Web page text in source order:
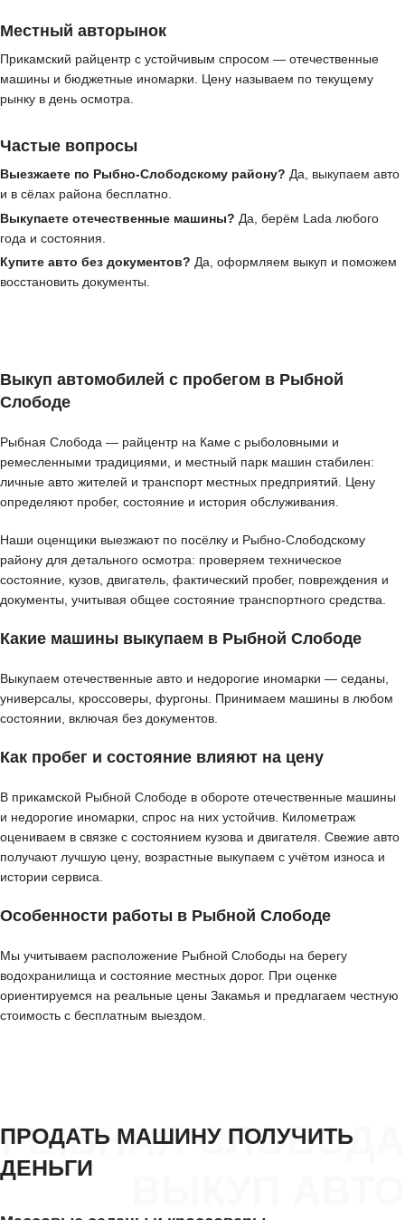
Местный авторынок
Прикамский райцентр с устойчивым спросом — отечественные
машины и бюджетные иномарки. Цену называем по текущему
рынку в день осмотра.
Частые вопросы
Выезжаете по Рыбно-Слободскому району? Да, выкупаем авто
и в сёлах района бесплатно.
Выкупаете отечественные машины? Да, берём Lada любого
года и состояния.
Купите авто без документов? Да, оформляем выкуп и поможем
восстановить документы.
Выкуп автомобилей с пробегом в Рыбной
Слободе
Рыбная Слобода — райцентр на Каме с рыболовными и
ремесленными традициями, и местный парк машин стабилен:
личные авто жителей и транспорт местных предприятий. Цену
определяют пробег, состояние и история обслуживания.
Наши оценщики выезжают по посёлку и Рыбно-Слободскому
району для детального осмотра: проверяем техническое
состояние, кузов, двигатель, фактический пробег, повреждения и
документы, учитывая общее состояние транспортного средства.
Какие машины выкупаем в Рыбной Слободе
Выкупаем отечественные авто и недорогие иномарки — седаны,
универсалы, кроссоверы, фургоны. Принимаем машины в любом
состоянии, включая без документов.
Как пробег и состояние влияют на цену
В прикамской Рыбной Слободе в обороте отечественные машины
и недорогие иномарки, спрос на них устойчив. Километраж
оцениваем в связке с состоянием кузова и двигателя. Свежие авто
получают лучшую цену, возрастные выкупаем с учётом износа и
истории сервиса.
Особенности работы в Рыбной Слободе
Мы учитываем расположение Рыбной Слободы на берегу
водохранилища и состояние местных дорог. При оценке
ориентируемся на реальные цены Закамья и предлагаем честную
стоимость с бесплатным выездом.
РЫБНАЯ СЛОБОДА
ПРОДАТЬ МАШИНУ ПОЛУЧИТЬ
ДЕНЬГИ